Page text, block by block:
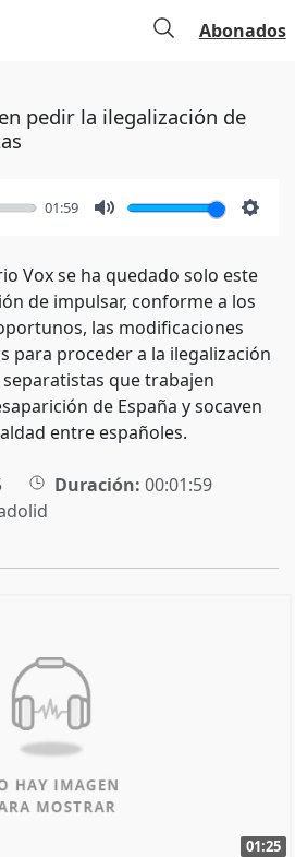
Abonados
pedir la ilegalización de
01:59
Vox se ha quedado solo este
de impulsar, conforme a los
las modificaciones
para proceder a la ilegalización
que trabajen
de España y socaven
entre españoles.
Duración: 00:01:59
01:25